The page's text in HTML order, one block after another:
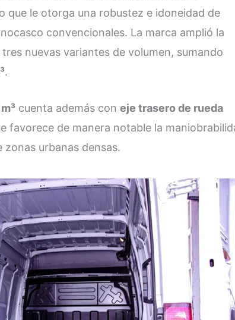
que le otorga una robustez e idoneidad de
convencionales. La marca amplió la
nuevas variantes de volumen, sumando
.
cuenta además con eje trasero de rueda
favorece de manera notable la
urbanas densas.